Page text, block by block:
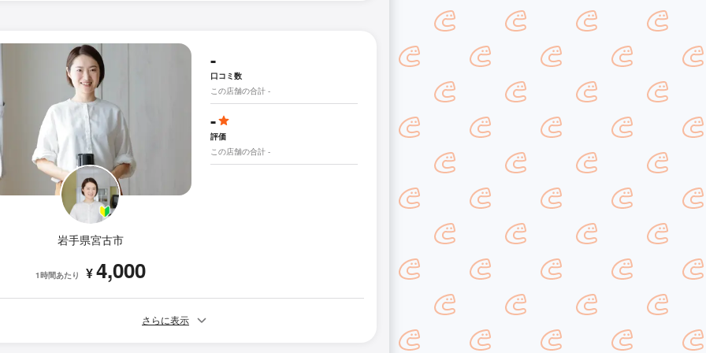
岩手県宮古市
1時間あたり ¥4,000
-
口コミ数
この店舗の合計 -
-
評価
この店舗の合計 -
さらに表示